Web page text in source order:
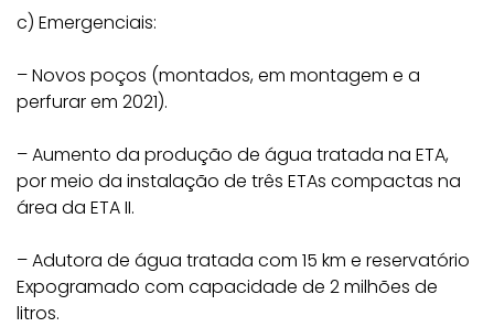
c) Emergenciais:
– Novos poços (montados, em montagem e a
perfurar em 2021).
– Aumento da produção de água tratada na ETA,
por meio da instalação de três ETAs compactas na
área da ETA II.
– Adutora de água tratada com 15 km e reservatório
Expogramado com capacidade de 2 milhões de
litros.